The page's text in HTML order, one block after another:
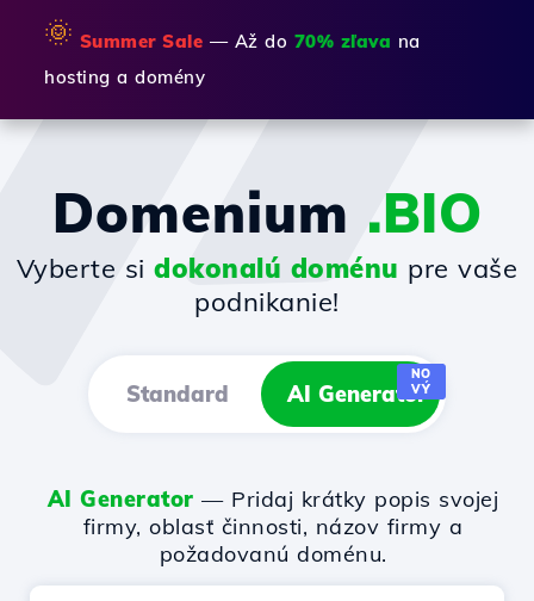
🌞 Summer Sale — Až do 70% zľava na
hosting a domény
Domenium .BIO
Vyberte sidokonalú doménu pre vaše
podnikanie!
Standard AI Generator
NO
VÝ
AI Generator — Pridaj krátky popis svojej
firmy, oblasť činnosti, názov firmy a
požadovanú doménu.